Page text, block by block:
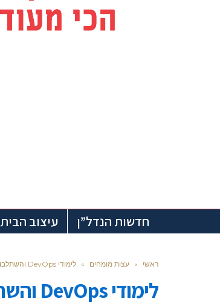
חדשות הנדל”ן עיצוב הבית
ראשי » עצות מומחים » לימודי DevOps והשתלבות בשוק ללא ניסיון
לימודי DevOps והשתלבות בשוק ללא ניסיון